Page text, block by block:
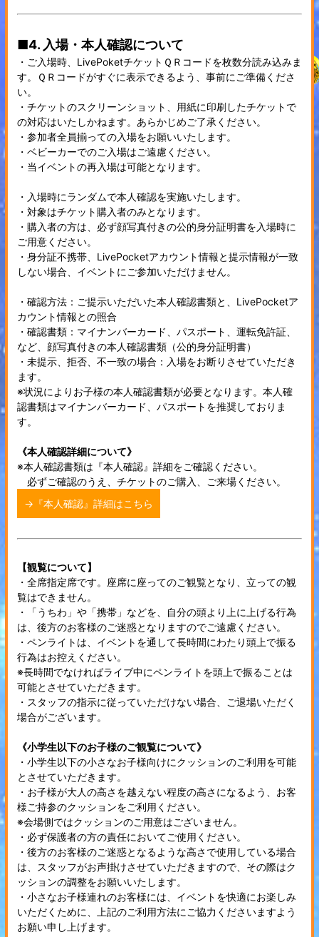
■4. 入場・本人確認について
・ご入場時、LivePoketチケットＱＲコードを枚数分読み込みま
す。ＱＲコードがすぐに表示できるよう、事前にご準備くださ
い。
・チケットのスクリーンショット、用紙に印刷したチケットで
の対応はいたしかねます。あらかじめご了承ください。
・参加者全員揃っての入場をお願いいたします。
・ベビーカーでのご入場はご遠慮ください。
・当イベントの再入場は可能となります。
・入場時にランダムで本人確認を実施いたします。
・対象はチケット購入者のみとなります。
・購入者の方は、必ず顔写真付きの公的身分証明書を入場時に
ご用意ください。
・身分証不携帯、LivePocketアカウント情報と提示情報が一致
しない場合、イベントにご参加いただけません。
・確認方法：ご提示いただいた本人確認書類と、LivePocketア
カウント情報との照合
・確認書類：マイナンバーカード、パスポート、運転免許証、
など、顔写真付きの本人確認書類（公的身分証明書）
・未提示、拒否、不一致の場合：入場をお断りさせていただき
ます。
※状況によりお子様の本人確認書類が必要となります。本人確
認書類はマイナンバーカード、パスポートを推奨しておりま
す。
《本人確認詳細について》
※本人確認書類は『本人確認』詳細をご確認ください。
必ずご確認のうえ、チケットのご購入、ご来場ください。
→『本人確認』詳細はこちら
【観覧について】
・全席指定席です。座席に座ってのご観覧となり、立っての観
覧はできません。
・「うちわ」や「携帯」などを、自分の頭より上に上げる行為
は、後方のお客様のご迷惑となりますのでご遠慮ください。
・ペンライトは、イベントを通して長時間にわたり頭上で振る
行為はお控えください。
※長時間でなければライブ中にペンライトを頭上で振ることは
可能とさせていただきます。
・スタッフの指示に従っていただけない場合、ご退場いただく
場合がございます。
《小学生以下のお子様のご観覧について》
・小学生以下の小さなお子様向けにクッションのご利用を可能
とさせていただきます。
・お子様が大人の高さを越えない程度の高さになるよう、お客
様ご持参のクッションをご利用ください。
※会場側ではクッションのご用意はございません。
・必ず保護者の方の責任においてご使用ください。
・後方のお客様のご迷惑となるような高さで使用している場合
は、スタッフがお声掛けさせていただきますので、その際はク
ッションの調整をお願いいたします。
・小さなお子様連れのお客様には、イベントを快適にお楽しみ
いただくために、上記のご利用方法にご協力くださいますよう
お願い申し上げます。